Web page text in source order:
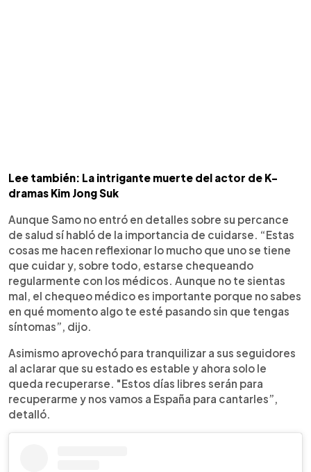
Lee también: La intrigante muerte del actor de K-
dramas Kim Jong Suk
Aunque Samo no entró en detalles sobre su percance
de salud sí habló de la importancia de cuidarse. “Estas
cosas me hacen reflexionar lo mucho que uno se tiene
que cuidar y, sobre todo, estarse chequeando
regularmente con los médicos. Aunque no te sientas
mal, el chequeo médico es importante porque no sabes
en qué momento algo te esté pasando sin que tengas
síntomas”, dijo.
Asimismo aprovechó para tranquilizar a sus seguidores
al aclarar que su estado es estable y ahora solo le
queda recuperarse. "Estos días libres serán para
recuperarme y nos vamos a España para cantarles”,
detalló.